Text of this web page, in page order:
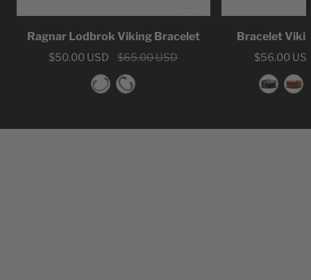
Ragnar Lodbrok Viking Bracelet
Sale
$50.00 USD
Regular
$65.00 USD
Bracelet
Sale
price
$56.00
Regular
price